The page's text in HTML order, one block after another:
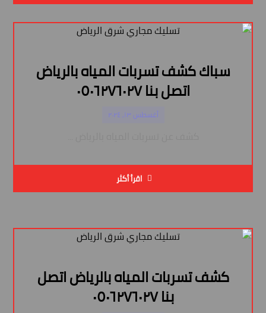
سباك كشف تسربات المياه بالرياض
اتصل بنا ٠٥٠٦٢٧٦٠٢٧
أغسطس ١٣, ٢٠٢٤
اقرأ أكثر
كشف تسربات المياه بالرياض اتصل
بنا ٠٥٠٦٢٧٦٠٢٧